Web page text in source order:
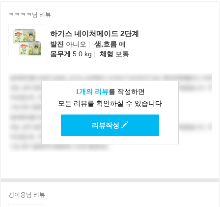
ㅋㅋㅋㅋ님 리뷰
하기스 네이처메이드 2단계
발진 아니오 | 샘,흐름 예
몸무게 5.0 kg | 체형 보통
1개의 리뷰를 작성하면
모든 리뷰를 확인하실 수 있습니다
리뷰작성
갱이용님 리뷰